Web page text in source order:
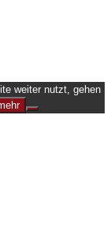
weiter nutzt, gehen